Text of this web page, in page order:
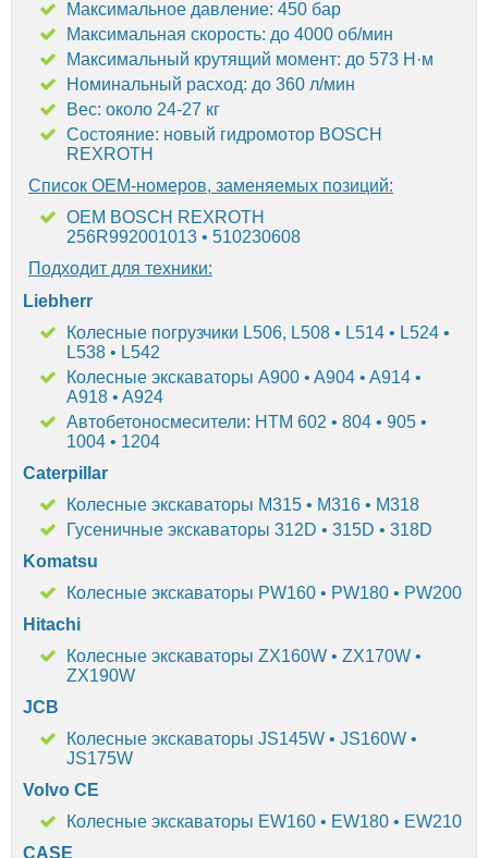
Максимальное давление: 450 бар
Максимальная скорость: до 4000 об/мин
Максимальный крутящий момент: до 573 Н·м
Номинальный расход: до 360 л/мин
Вес: около 24-27 кг
Состояние: новый гидромотор BOSCH
REXROTH
Список OEM-номеров, заменяемых позиций:
OEM BOSCH REXROTH
256R992001013 • 510230608
Подходит для техники:
Liebherr
Колесные погрузчики L506, L508 • L514 • L524 •
L538 • L542
Колесные экскаваторы A900 • A904 • A914 •
A918 • A924
Автобетоносмесители: HTM 602 • 804 • 905 •
1004 • 1204
Caterpillar
Колесные экскаваторы M315 • M316 • M318
Гусеничные экскаваторы 312D • 315D • 318D
Komatsu
Колесные экскаваторы PW160 • PW180 • PW200
Hitachi
Колесные экскаваторы ZX160W • ZX170W •
ZX190W
JCB
Колесные экскаваторы JS145W • JS160W •
JS175W
Volvo CE
Колесные экскаваторы EW160 • EW180 • EW210
CASE